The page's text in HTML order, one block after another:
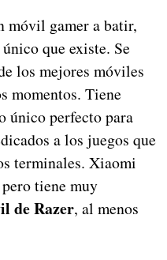
móvil gamer a batir,
que existe. Se
los mejores móviles
momentos. Tiene
único perfecto para
a los juegos que
terminales. Xiaomi
tiene muy
de Razer, al menos